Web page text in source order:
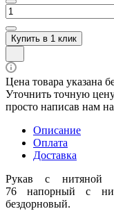
Купить в 1 клик
Цена товара указана
Уточнить точную
просто написав нам
Описание
Оплата
Доставка
Рукав с нитяной
76 напорный с
бездорновый.